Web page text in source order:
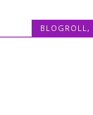
BLOGROLL,